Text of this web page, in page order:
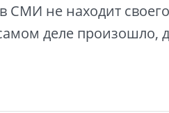
СМИ не находит своего
деле произошло,